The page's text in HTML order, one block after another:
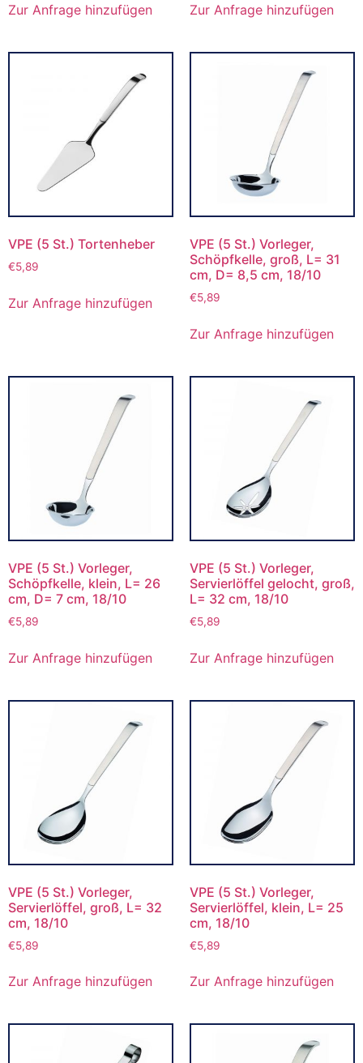
Zur Anfrage hinzufügen Zur Anfrage hinzufügen
VPE (5 St.) Tortenheber
€5,89
Zur Anfrage hinzufügen
VPE (5 St.) Vorleger,
Schöpfkelle, groß, L= 31
cm, D= 8,5 cm, 18/10
€5,89
Zur Anfrage hinzufügen
VPE (5 St.) Vorleger,
Schöpfkelle, klein, L= 26
cm, D= 7 cm, 18/10
€5,89
Zur Anfrage hinzufügen
VPE (5 St.) Vorleger,
Servierlöffel gelocht, groß,
L= 32 cm, 18/10
€5,89
Zur Anfrage hinzufügen
VPE (5 St.) Vorleger,
Servierlöffel, groß, L= 32
cm, 18/10
€5,89
Zur Anfrage hinzufügen
VPE (5 St.) Vorleger,
Servierlöffel, klein, L= 25
cm, 18/10
€5,89
Zur Anfrage hinzufügen